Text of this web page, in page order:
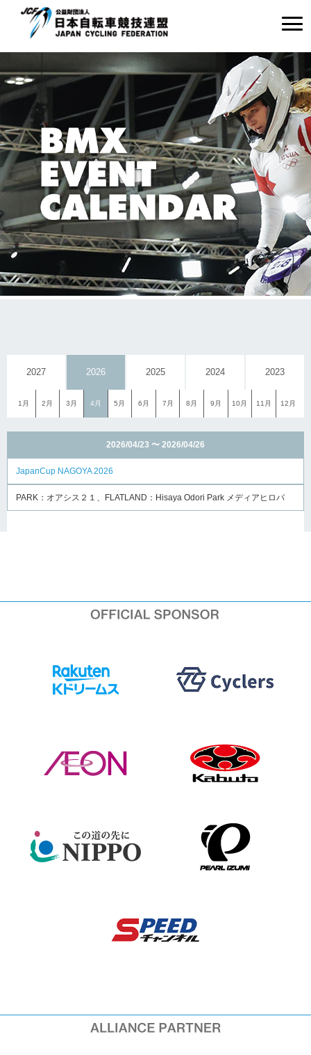
2027 2026 2025 2024 2023
1月 2月 3月 4月 5月 6月 7月 8月 9月 10月 11月 12月
2026/04/23 〜 2026/04/26
JapanCup NAGOYA 2026
PARK：オアシス２１、FLATLAND：Hisaya Odori Park メディアヒロバ